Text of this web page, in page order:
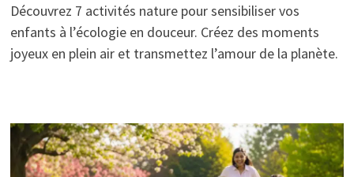
Découvrez 7 activités nature pour sensibiliser vos
enfants à l’écologie en douceur. Créez des moments
joyeux en plein air et transmettez l’amour de la planète.